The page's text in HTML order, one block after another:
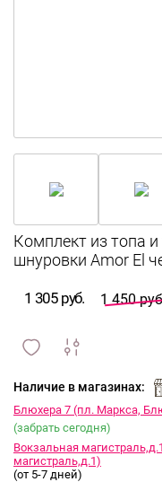
1 305 руб. 1 450
и
Наличие в магазинах:
Блюхера 7 (пл. Маркса,
(забрать сегодня)
Вокзальная
магистраль,д.1)
(от 5-7 дней)